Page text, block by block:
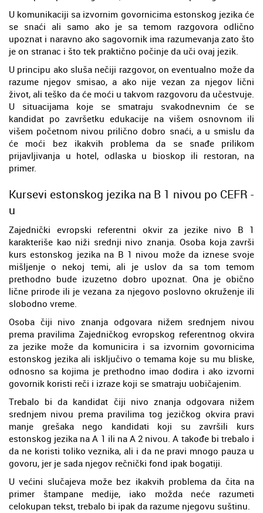
U komunikaciji sa izvornim govornicima estonskog jezika će
se snaći ali samo ako je sa temom razgovora odlično
upoznat i naravno ako sagovornik ima razumevanja zato što
je on stranac i što tek praktično počinje da uči ovaj jezik.
U principu ako sluša nečiji razgovor, on eventualno može da
razume njegov smisao, a ako nije vezan za njegov lični
život, ali teško da će moći u takvom razgovoru da učestvuje.
U situacijama koje se smatraju svakodnevnim će se
kandidat po završetku edukacije na višem osnovnom ili
višem početnom nivou prilično dobro snaći, a u smislu da
će moći bez ikakvih problema da se snađe prilikom
prijavljivanja u hotel, odlaska u bioskop ili restoran, na
primer.
Kursevi estonskog jezika na B 1 nivou po CEFR -
u
Zajednički evropski referentni okvir za jezike nivo B 1
karakteriše kao niži srednji nivo znanja. Osoba koja završi
kurs estonskog jezika na B 1 nivou može da iznese svoje
mišljenje o nekoj temi, ali je uslov da sa tom temom
prethodno bude izuzetno dobro upoznat. Ona je obično
lične prirode ili je vezana za njegovo poslovno okruženje ili
slobodno vreme.
Osoba čiji nivo znanja odgovara nižem srednjem nivou
prema pravilima Zajedničkog evropskog referentnog okvira
za jezike može da komunicira i sa izvornim govornicima
estonskog jezika ali isključivo o temama koje su mu bliske,
odnosno sa kojima je prethodno imao dodira i ako izvorni
govornik koristi reči i izraze koji se smatraju uobičajenim.
Trebalo bi da kandidat čiji nivo znanja odgovara nižem
srednjem nivou prema pravilima tog jezičkog okvira pravi
manje grešaka nego kandidati koji su završili kurs
estonskog jezika na A 1 ili na A 2 nivou. A takođe bi trebalo i
da ne koristi toliko veznika, ali i da ne pravi mnogo pauza u
govoru, jer je sada njegov rečnički fond ipak bogatiji.
U većini slučajeva može bez ikakvih problema da čita na
primer štampane medije, iako možda neće razumeti
celokupan tekst, trebalo bi ipak da razume njegovu suštinu.